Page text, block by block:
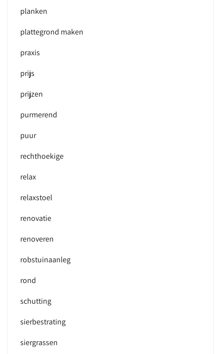
planken
plattegrond maken
praxis
prijs
prijzen
purmerend
puur
rechthoekige
relax
relaxstoel
renovatie
renoveren
robstuinaanleg
rond
schutting
sierbestrating
siergrassen